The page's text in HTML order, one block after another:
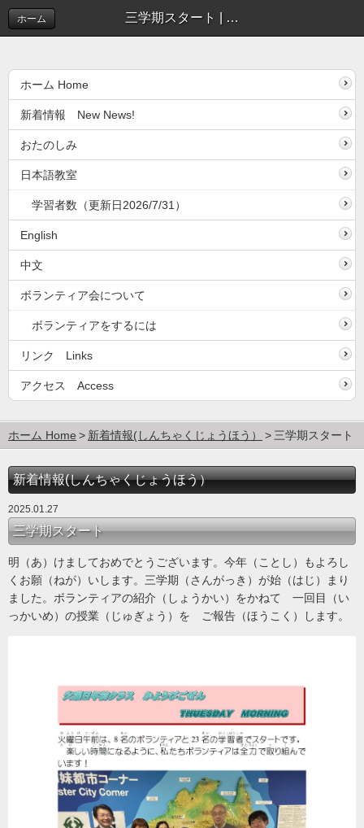
三学期スタート | 新着情報(しんちゃくじょうほう）
ホーム
ホーム Home
新着情報 New News!
おたのしみ
日本語教室
学習者数（更新日2026/7/31）
English
中文
ボランティア会について
ボランティアをするには
リンク Links
アクセス Access
ホーム Home 新着情報(しんちゃくじょうほう） 三学期スタート
新着情報(しんちゃくじょうほう）
2025.01.27
三学期スタート
明（あ）けましておめでとうございます。今年（ことし）もよろし
くお願（ねが）いします。三学期（さんがっき）が始（はじ）まり
ました。ボランティアの紹介（しょうかい）をかねて 一回目（い
っかいめ）の授業（じゅぎょう）を ご報告（ほうこく）します。